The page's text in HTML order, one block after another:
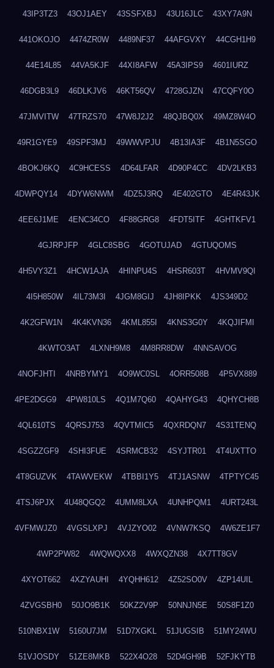
43IP3TZ3 43OJ1AEY 43SSFXBJ 43U16JLC 43XY7A9N
441OKOJO 4474ZR0W 4489NF37 44AFGVXY 44CGH1H9
44E14L85 44VA5KJF 44XI8AFW 45A3IPS9 4601IURZ
46DGB3L9 46DLKJV6 46KT56QV 4728GJZN 47CQFY0O
47JMVITW 47TRZS70 47W8J2J2 48QJBQ0X 49MZ8W4O
49R1GYE9 49SPF3MJ 49WWVPJU 4B13IA3F 4B1N5SGO
4BOKJ6KQ 4C9HCESS 4D64LFAR 4D90P4CC 4DV2LKB3
4DWPQY14 4DYW6NWM 4DZ5J3RQ 4E402GTO 4E4R43JK
4EE6J1ME 4ENC34CO 4F88GRG8 4FDT5ITF 4GHTKFV1
4GJRPJFP 4GLC8SBG 4GOTUJAD 4GTUQOMS
4H5VY3Z1 4HCW1AJA 4HINPU4S 4HSR603T 4HVMV9QI
4I5H850W 4IL73M3I 4JGM8GIJ 4JH8IPKK 4JS349D2
4K2GFW1N 4K4KVN36 4KML855I 4KNS3G0Y 4KQJIFMI
4KWTO3AT 4LXNH9M8 4M8RR8DW 4NNSAVOG
4NOFJHTI 4NRBYMY1 4O9WC0SL 4ORR508B 4P5VX889
4PE2DGG9 4PW810LS 4Q1M7Q60 4QAHYG43 4QHYCH8B
4QL610TS 4QRSJ753 4QVTMIC5 4QXRDQN7 4S31TENQ
4SGZZGF9 4SHI3FUE 4SRMCB32 4SYJTR01 4T4UXTTO
4T8GUZVK 4TAWVEKW 4TBBI1Y5 4TJ1ASNW 4TPTYC45
4TSJ6PJX 4U48QGQ2 4UMM8LXA 4UNHPQM1 4URT243L
4VFMWJZ0 4VGSLXPJ 4VJZYO02 4VNW7KSQ 4W6ZE1F7
4WP2PW82 4WQWQXX8 4WXQZN38 4X7TT8GV
4XYOT662 4XZYAUHI 4YQHH612 4Z52SO0V 4ZP14UIL
4ZVGSBH0 50JO9B1K 50KZ2V9P 50NNJN5E 50S8F1Z0
510NBX1W 5160U7JM 51D7XGKL 51JUGSIB 51MY24WU
51VJOSDY 51ZE8MKB 522X4O28 52D4GH9B 52FJKYTB